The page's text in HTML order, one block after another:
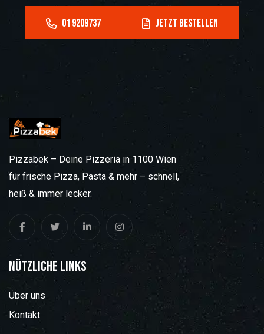
Pizzabek – Deine Pizzeria in 1100 Wien
für frische Pizza, Pasta & mehr – schnell,
heiß & immer lecker.
Nützliche Links
Über uns
Kontakt